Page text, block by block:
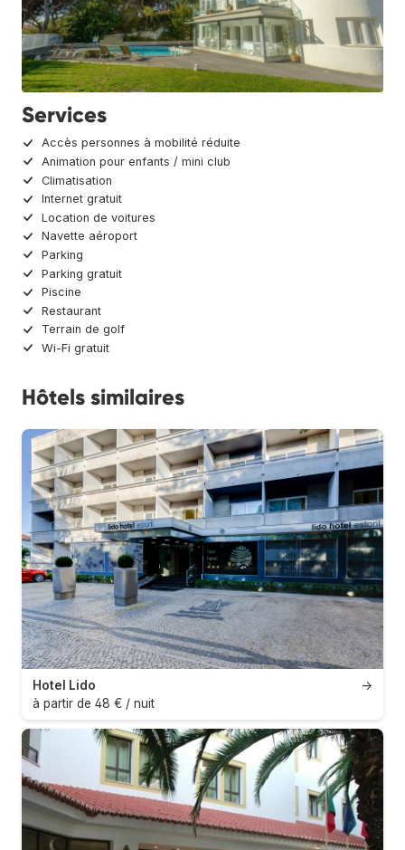
Services
Accès personnes à mobilité réduite
Animation pour enfants / mini club
Climatisation
Internet gratuit
Location de voitures
Navette aéroport
Parking
Parking gratuit
Piscine
Restaurant
Terrain de golf
Wi-Fi gratuit
Hôtels similaires
→
Hotel Lido
à partir de 48 € / nuit